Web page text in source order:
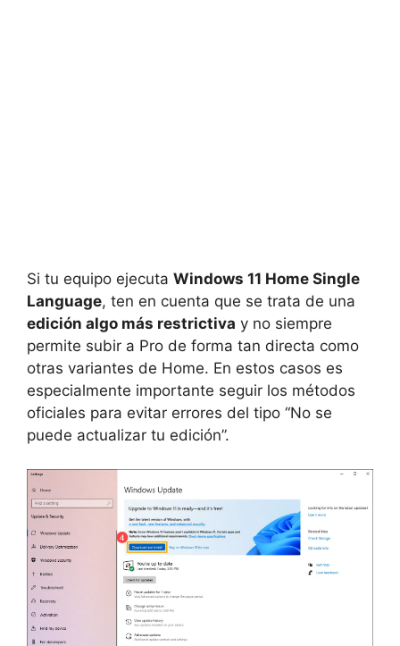
Si tu equipo ejecuta Windows 11 Home Single
Language, ten en cuenta que se trata de una
edición algo más restrictiva y no siempre
permite subir a Pro de forma tan directa como
otras variantes de Home. En estos casos es
especialmente importante seguir los métodos
oficiales para evitar errores del tipo “No se
puede actualizar tu edición”.